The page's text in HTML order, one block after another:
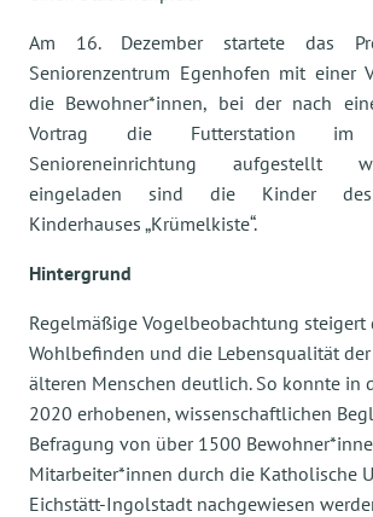
Am 16. Dezember startete das
Seniorenzentrum Egenhofen mit einer
die Bewohner*innen, bei der nach
Vortrag die Futterstation
Senioreneinrichtung aufgestellt
eingeladen sind die Kinder des
Kinderhauses „Krümelkiste“.
Hintergrund
Regelmäßige Vogelbeobachtung steigert
Wohlbefinden und die Lebensqualität
älteren Menschen deutlich. So konnte in
2020 erhobenen, wissenschaftlichen
Befragung von über 1500
Mitarbeiter*innen durch die Katholische
Eichstätt-Ingolstadt nachgewiesen